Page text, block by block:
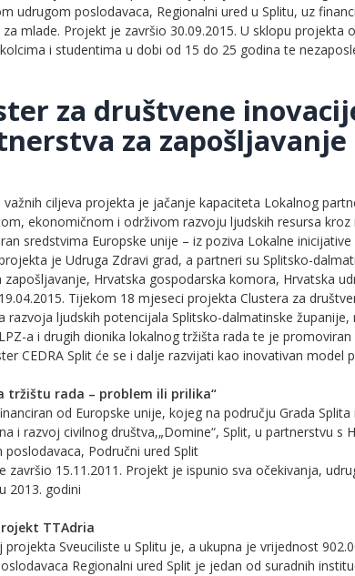
udrugom poslodavaca, Regionalni ured u Splitu, uz
mlade. Projekt je završio 30.09.2015. U sklopu
i studentima u dobi od 15 do 25 godina te
za društvene
za zapošljavanje
važnih ciljeva projekta je jačanje kapaciteta Lokalnog
ekonomičnom i održivom razvoju ljudskih resursa
sredstvima Europske unije – iz poziva Lokalne
je Udruga Zdravi grad, a partneri su Splitsko-
zapošljavanje, Hrvatska gospodarska komora, Hrvatska
Tijekom 18 mjeseci projekta Clustera za
razvoja ljudskih potencijala Splitsko-dalmatinske
a i drugih dionika lokalnog tržišta rada te je
CEDRA Split će se i dalje razvijati kao inovativan
tržištu rada – problem ili prilika“
od Europske unije, kojeg na području Grada
i razvoj civilnog društva,„Domine“, Split, u partnerstvu
poslodavaca, Područni ured Split
završio 15.11.2011. Projekt je ispunio sva očekivanja,
2013. godini
TTAdria
projekta Sveuciliste u Splitu je, a ukupna je vrijednost
Regionalni ured Split je jedan od suradnih